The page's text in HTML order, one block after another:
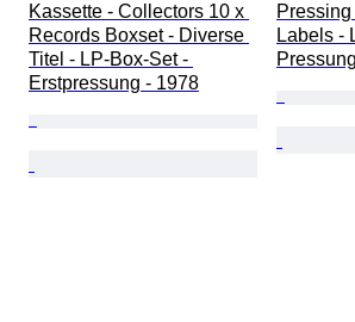
Kassette - Collectors 10 x
Records Boxset - Diverse
Titel - LP-Box-Set -
Erstpressung - 1978
Labels -